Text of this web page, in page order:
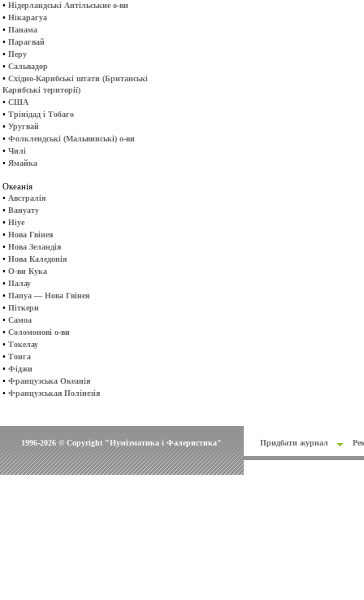
• Нідерландські Антільськие о-ви
• Нікарагуа
• Панама
• Парагвай
• Перу
• Сальвадор
• Східно-Карибські штати (Британські
Карибські території)
• США
• Трінідад і Тобаго
• Уругвай
• Фолклендські (Мальвинські) о-ви
• Чилі
• Ямайка
Океанія
• Австралія
• Вануату
• Ніуе
• Нова Гвінея
• Нова Зеландія
• Нова Каледонія
• О-ви Кука
• Палау
• Папуа — Нова Гвінея
• Піткерн
• Самоа
• Соломонові о-ви
• Токелау
• Тонга
• Фіджи
• Французська Океанія
• Французськая Полінезія
1996-2026 © Copyright "Нумізматика і Фалеристика" Придбати журнал